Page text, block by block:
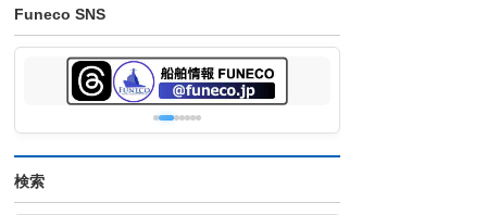
Funeco SNS
検索